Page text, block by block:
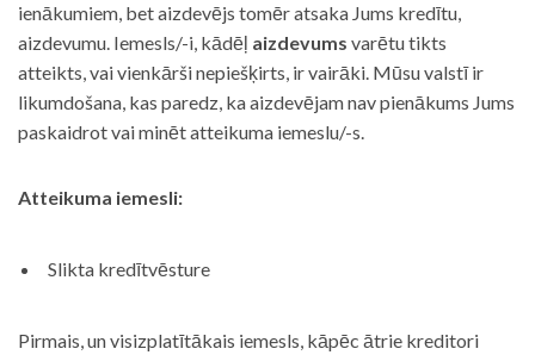
ienākumiem, bet aizdevējs tomēr atsaka Jums kredītu,
aizdevumu. Iemesls/-i, kādēļ aizdevums varētu tikts
atteikts, vai vienkārši nepiešķirts, ir vairāki. Mūsu valstī ir
likumdošana, kas paredz, ka aizdevējam nav pienākums Jums
paskaidrot vai minēt atteikuma iemeslu/-s.
Atteikuma iemesli:
Slikta kredītvēsture
Pirmais, un visizplatītākais iemesls, kāpēc ātrie kreditori